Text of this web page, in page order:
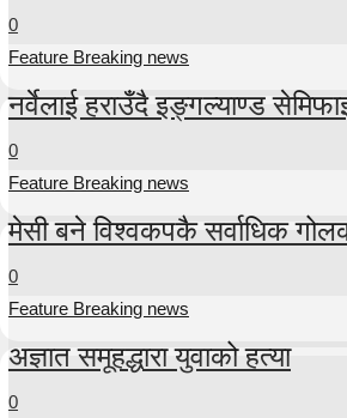
0
Feature Breaking news
नर्वेलाई हराउँदै इङ्गल्याण्ड
0
Feature Breaking news
मेसी बने विश्वकपकै सर्वाधिक
0
Feature Breaking news
अज्ञात समूहद्धारा युवाको हत्या
0